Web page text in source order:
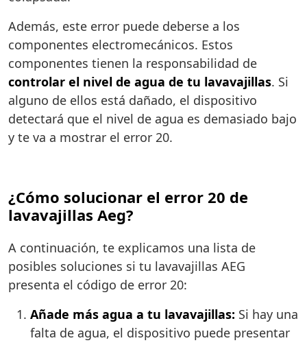
Además, este error puede deberse a los
componentes electromecánicos. Estos
componentes tienen la responsabilidad de
controlar el nivel de agua de tu lavavajillas. Si
alguno de ellos está dañado, el dispositivo
detectará que el nivel de agua es demasiado bajo
y te va a mostrar el error 20.
¿Cómo solucionar el error 20 de
lavavajillas Aeg?
A continuación, te explicamos una lista de
posibles soluciones si tu lavavajillas AEG
presenta el código de error 20:
Añade más agua a tu lavavajillas: Si hay una
falta de agua, el dispositivo puede presentar